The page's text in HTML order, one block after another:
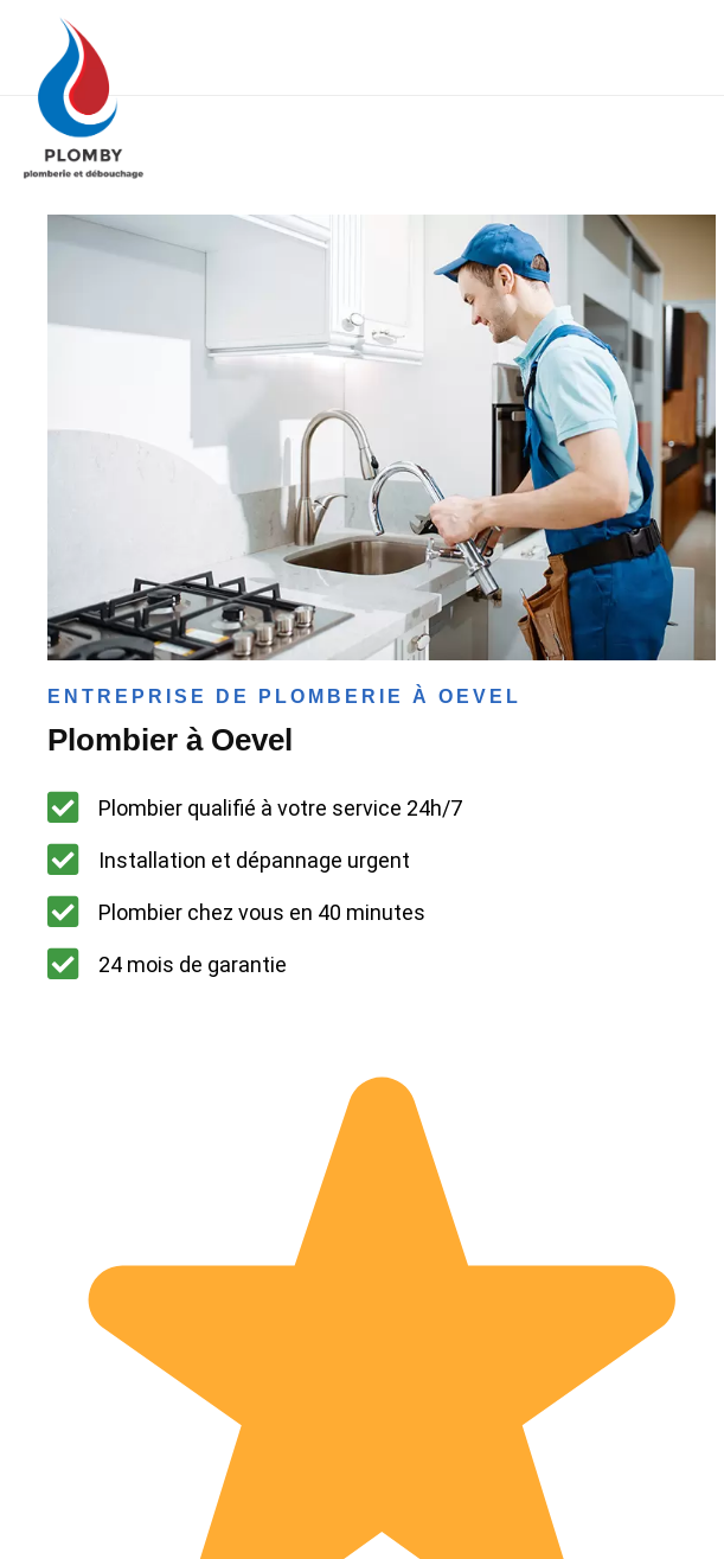
ENTREPRISE DE PLOMBERIE À OEVEL
Plombier à Oevel
Plombier qualifié à votre service 24h/7
Installation et dépannage urgent
Plombier chez vous en 40 minutes
24 mois de garantie